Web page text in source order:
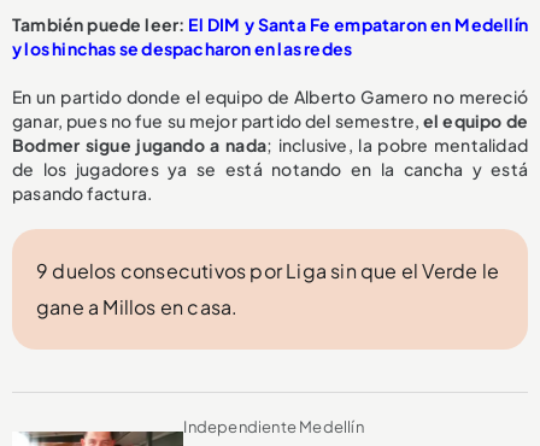
También puede leer: El DIM y Santa Fe empataron en Medellín
y los hinchas se despacharon en las redes
En un partido donde el equipo de Alberto Gamero no mereció
ganar, pues no fue su mejor partido del semestre,el equipo de
Bodmer sigue jugando a nada; inclusive, la pobre mentalidad
de los jugadores ya se está notando en la cancha y está
pasando factura.
9 duelos consecutivos por Liga sin que el Verde le
gane a Millos en casa.
Independiente Medellín